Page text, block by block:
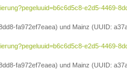
e2d5-4469-
fa972ef7eaea) und Mainz (UUID:
e2d5-4469-
fa972ef7eaea) und Mainz (UUID: